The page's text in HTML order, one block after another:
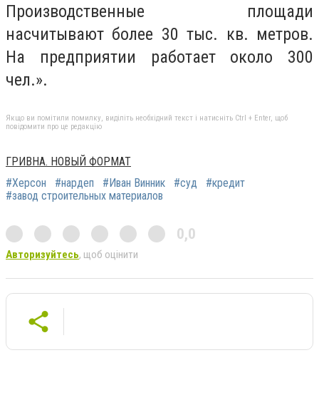
Производственные площади
насчитывают более 30 тыс. кв. метров.
На предприятии работает около 300
чел.».
Якщо ви помітили помилку, виділіть необхідний текст і натисніть Ctrl + Enter, щоб
повідомити про це редакцію
ГРИВНА. НОВЫЙ ФОРМАТ
#Херсон
#нардеп #Иван Винник #суд
#кредит
#завод строительных материалов
0,0
Авторизуйтесь, щоб оцінити